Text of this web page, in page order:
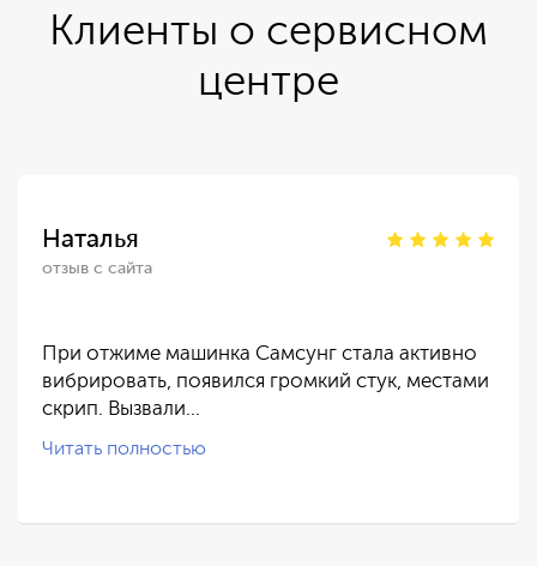
Клиенты о сервисном
центре
Наталья
отзыв с сайта
При отжиме машинка Самсунг стала активно
вибрировать, появился громкий стук, местами
скрип. Вызвали…
Читать полностью